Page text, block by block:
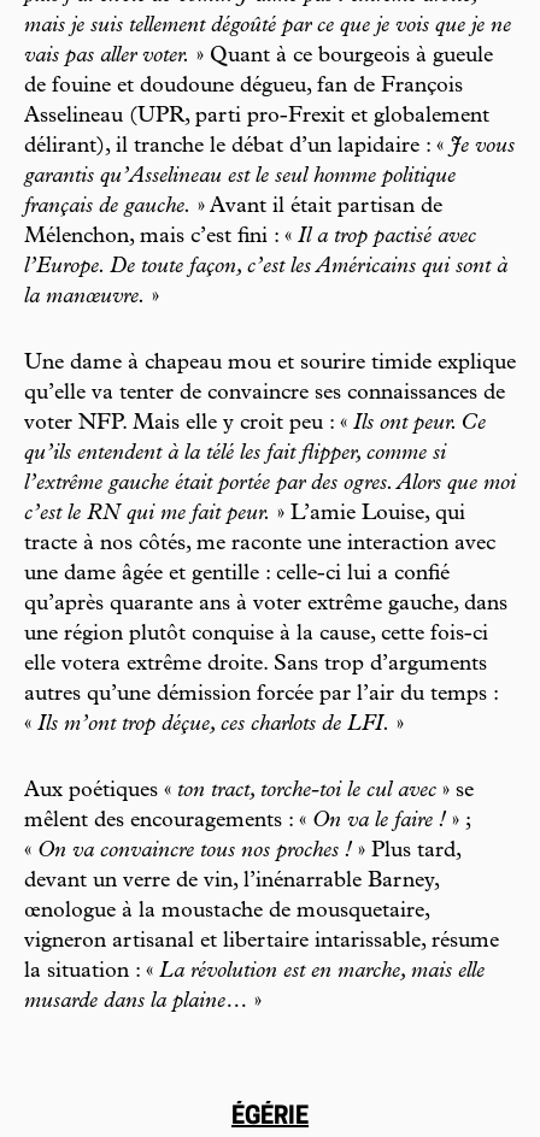
mais je suis tellement dégoûté par ce que je vois que je ne
vais pas aller voter. » Quant à ce bourgeois à gueule
de fouine et doudoune dégueu, fan de François
Asselineau (UPR, parti pro-Frexit et globalement
délirant), il tranche le débat d’un lapidaire : « Je vous
garantis qu’Asselineau est le seul homme politique
français de gauche. » Avant il était partisan de
Mélenchon, mais c’est fini : « Il a trop pactisé avec
l’Europe. De toute façon, c’est les Américains qui sont à
la manœuvre. »
Une dame à chapeau mou et sourire timide explique
qu’elle va tenter de convaincre ses connaissances de
voter NFP. Mais elle y croit peu : « Ils ont peur. Ce
qu’ils entendent à la télé les fait flipper, comme si
l’extrême gauche était portée par des ogres. Alors que moi
c’est le RN qui me fait peur. » L’amie Louise, qui
tracte à nos côtés, me raconte une interaction avec
une dame âgée et gentille : celle-ci lui a confié
qu’après quarante ans à voter extrême gauche, dans
une région plutôt conquise à la cause, cette fois-ci
elle votera extrême droite. Sans trop d’arguments
autres qu’une démission forcée par l’air du temps :
« Ils m’ont trop déçue, ces charlots de LFI. »
Aux poétiques « ton tract, torche-toi le cul avec » se
mêlent des encouragements : « On va le faire ! » ;
« On va convaincre tous nos proches ! » Plus tard,
devant un verre de vin, l’inénarrable Barney,
œnologue à la moustache de mousquetaire,
vigneron artisanal et libertaire intarissable, résume
la situation : « La révolution est en marche, mais elle
musarde dans la plaine… »
ÉGÉRIE